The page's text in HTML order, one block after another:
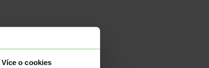
Více o cookies